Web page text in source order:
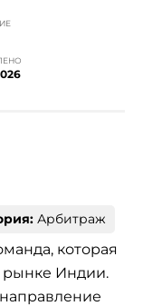
Арбитраж
которая
рынке Индии.